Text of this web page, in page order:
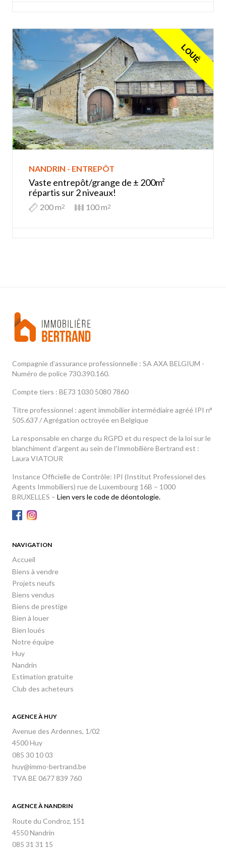
NANDRIN - ENTREPÔT
Vaste entrepôt/grange de ± 200m²
répartis sur 2 niveaux!
200 m2 100 m2
LOUÉ
Compagnie d’assurance professionnelle : SA AXA BELGIUM -
Numéro de police 730.390.160.
Compte tiers : BE73 1030 5080 7860
Titre professionnel : agent immobilier intermédiaire agréé IPI n°
505.637 / Agrégation octroyée en Belgique
La responsable en charge du RGPD et du respect de la loi sur le
blanchiment d’argent au sein de l'Immobilière Bertrand est :
Laura VIATOUR
Instance Officielle de Contrôle: IPI (Institut Professionel des
Agents Immobiliers) rue de Luxembourg 16B – 1000
BRUXELLES – Lien vers le code de déontologie.
NAVIGATION
Accueil
Biens à vendre
Projets neufs
Biens vendus
Biens de prestige
Bien à louer
Bien loués
Notre équipe
Huy
Nandrin
Estimation gratuite
Club des acheteurs
AGENCE À HUY
Avenue des Ardennes, 1/02
4500 Huy
085 30 10 03
huy@immo-bertrand.be
TVA BE 0677 839 760
AGENCE À NANDRIN
Route du Condroz, 151
4550 Nandrin
085 31 31 15